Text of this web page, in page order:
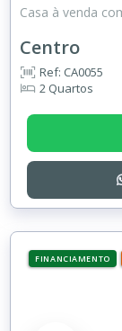
Casa à venda
Centro
Ref: CA0055
2 Quartos
FINANCIAMENTO